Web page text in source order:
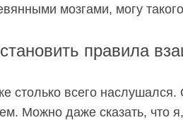
мозгами, могу
правила
столько всего
Можно даже сказать, что